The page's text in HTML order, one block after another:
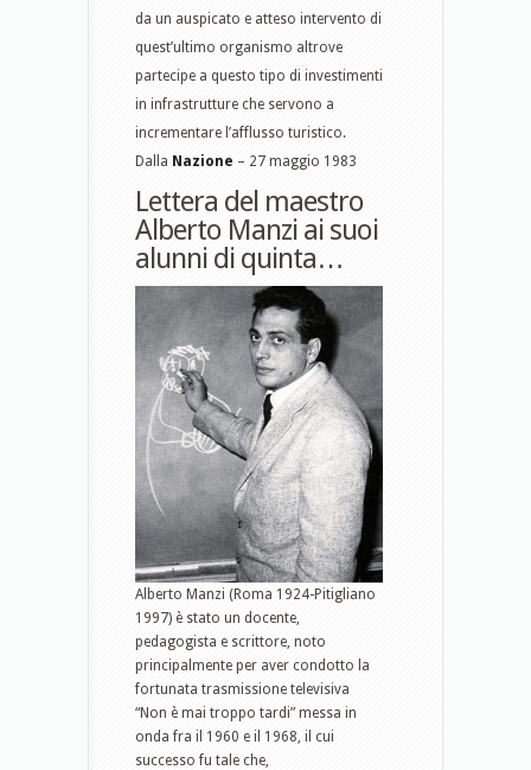
da un auspicato e atteso intervento di
quest’ultimo organismo altrove
partecipe a questo tipo di investimenti
in infrastrutture che servono a
incrementare l’afflusso turistico.
Dalla Nazione – 27 maggio 1983
Lettera del maestro
Alberto Manzi ai suoi
alunni di quinta…
Alberto Manzi (Roma 1924-Pitigliano
1997) è stato un docente,
pedagogista e scrittore, noto
principalmente per aver condotto la
fortunata trasmissione televisiva
“Non è mai troppo tardi” messa in
onda fra il 1960 e il 1968, il cui
successo fu tale che,